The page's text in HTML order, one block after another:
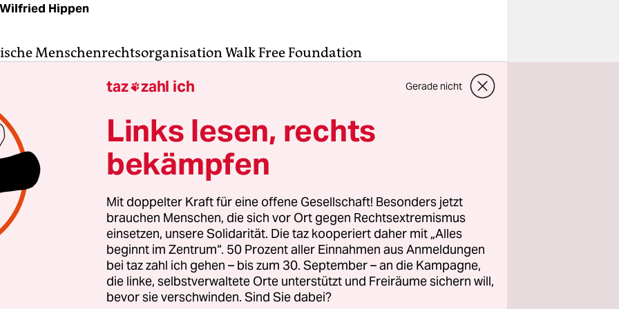
Wilfried Hippen
Menschenrechtsorganisation Walk Free Foundation
Mehr als 45 Millionen Menschen leben heute in
der Sklaverei, die meisten von ihnen kommen aus Asien.
und Nordkorea gehörte bis vor wenigen Jahren noch
Ländern, in denen erschreckend viele Menschen verkauft
Besitz angesehen wurden. Die Hamburger
Susan Gluth hat in ihrer Dokumentation „Urmila – Für
drei Jahre lang mit der Kamera eine junge Frau begleitet,
Sklaverei befreit wurde und seitdem als Aktivistin
die inhumanen Zustände in ihrer Heimat kämpft.
noch heute die Tradition der „Kamalaris“ lebendig
taz zahl ich Gerade nicht
Links lesen, rechts
bekämpfen
Mit doppelter Kraft für eine offene Gesellschaft! Besonders jetzt
brauchen Menschen, die sich vor Ort gegen Rechtsextremismus
einsetzen, unsere Solidarität. Die taz kooperiert daher mit „Alles
beginnt im Zentrum“. 50 Prozent aller Einnahmen aus Anmeldungen
bei taz zahl ich gehen – bis zum 30. September – an die Kampagne,
die linke, selbstverwaltete Orte unterstützt und Freiräume sichern will,
bevor sie verschwinden. Sind Sie dabei?